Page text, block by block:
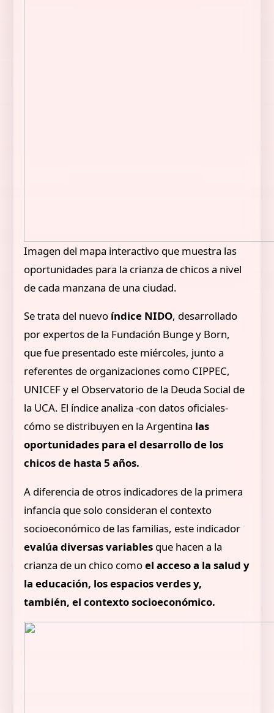
Imagen del mapa interactivo que muestra las
oportunidades para la crianza de chicos a nivel
de cada manzana de una ciudad.
Se trata del nuevo índice NIDO, desarrollado
por expertos de la Fundación Bunge y Born,
que fue presentado este miércoles, junto a
referentes de organizaciones como CIPPEC,
UNICEF y el Observatorio de la Deuda Social de
la UCA. El índice analiza -con datos oficiales-
cómo se distribuyen en la Argentina las
oportunidades para el desarrollo de los
chicos de hasta 5 años.
A diferencia de otros indicadores de la primera
infancia que solo consideran el contexto
socioeconómico de las familias, este indicador
evalúa diversas variables que hacen a la
crianza de un chico comoel acceso a la salud y
la educación, los espacios verdes y,
también, el contexto socioeconómico.